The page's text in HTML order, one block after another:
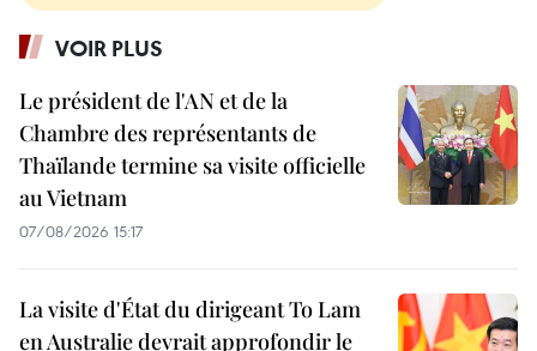
VOIR PLUS
Le président de l'AN et de la
Chambre des représentants de
Thaïlande termine sa visite officielle
au Vietnam
07/08/2026 15:17
La visite d'État du dirigeant To Lam
en Australie devrait approfondir le